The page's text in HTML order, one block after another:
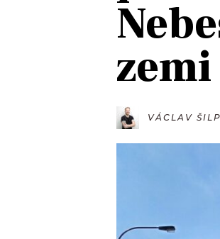
JAK NALADIT
RÁDIO
PROGRAM
SOUTĚŽE
zemi
VÁCLAV